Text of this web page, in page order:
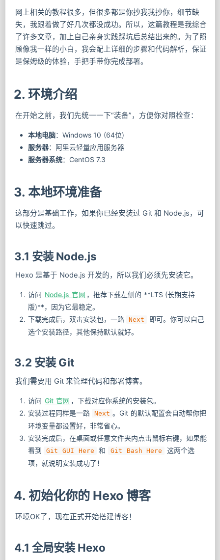
网上相关的教程很多，但很多都是你抄我我抄你，细节缺
失，我跟着做了好几次都没成功。所以，这篇教程是我综合
了许多文章，加上自己亲身实践踩坑后总结出来的。为了照
顾像我一样的小白，我会配上详细的步骤和代码解析，保证
是保姆级的体验，手把手带你完成部署。
2. 环境介绍
在开始之前，我们先统一一下“装备”，方便你对照检查：
本地电脑：Windows 10 (64位)
服务器：阿里云轻量应用服务器
服务器系统：CentOS 7.3
3. 本地环境准备
这部分是基础工作，如果你已经安装过 Git 和 Node.js，可
以快速跳过。
3.1 安装 Node.js
Hexo 是基于 Node.js 开发的，所以我们必须先安装它。
访问 Node.js 官网 ，推荐下载左侧的 **LTS (长期支持
版)**，因为它最稳定。
下载完成后，双击安装包，一路
Next
即可。你可以自己
选个安装路径，其他保持默认就好。
3.2 安装 Git
我们需要用 Git 来管理代码和部署博客。
访问 Git 官网 ，下载对应你系统的安装包。
安装过程同样是一路
Next 。Git 的默认配置会自动帮你把
环境变量都设置好，非常省心。
安装完成后，在桌面或任意文件夹内点击鼠标右键，如果能
看到
Git GUI Here 和 Git Bash Here
这两个选
项，就说明安装成功了！
4. 初始化你的 Hexo 博客
环境OK了，现在正式开始搭建博客！
4.1 全局安装 Hexo